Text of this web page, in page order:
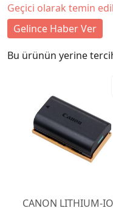
Geçici olarak temin
Gelince Haber Ver
Bu ürünün yerine
CANON LITHIUM-